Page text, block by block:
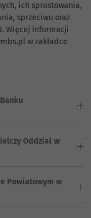
ich sprostowania,
sprzeciwu oraz
Więcej informacji
w zakładce
Oddział w
Powiatowym w